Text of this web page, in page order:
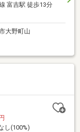
富吉駅 徒歩13分
大野町山
し(100%)